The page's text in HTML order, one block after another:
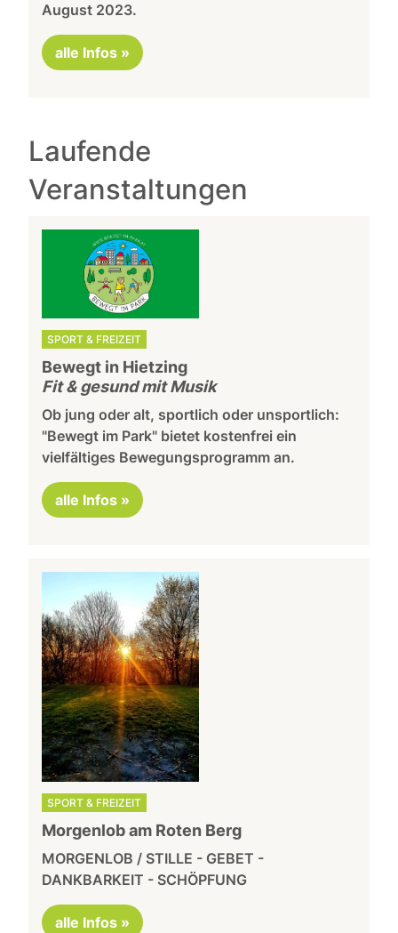
August 2023.
alle Infos »
Laufende
Veranstaltungen
SPORT & FREIZEIT
Bewegt in Hietzing
Fit & gesund mit Musik
Ob jung oder alt, sportlich oder unsportlich:
"Bewegt im Park" bietet kostenfrei ein
vielfältiges Bewegungsprogramm an.
alle Infos »
SPORT & FREIZEIT
Morgenlob am Roten Berg
MORGENLOB / STILLE - GEBET -
DANKBARKEIT - SCHÖPFUNG
alle Infos »